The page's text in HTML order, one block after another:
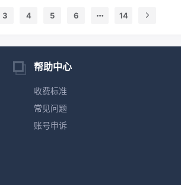
3 4 5 6 14
帮助中心
收费标准
常见问题
账号申诉